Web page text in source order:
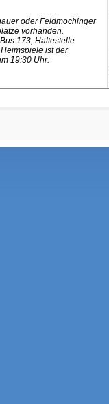
oder Feldmochinger
vorhanden.
173, Haltestelle
ist der
19:30 Uhr.